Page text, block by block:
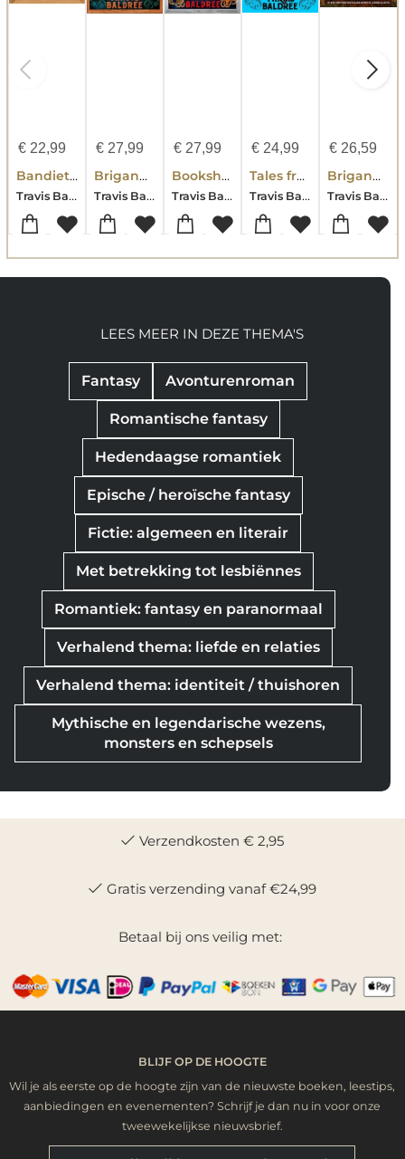
€22,99
Bandieten en broodmessen
Travis Baldree
€27,99
Brigands & Breadknives
Travis Baldree
€ 27,99
Bookshops & Bonedust
Travis Baldree
€ 24,99
Tales from the Territory
Travis Baldree
€ 26,59
Brigands & Breadknives
Travis Baldree
Fantasy Avonturenroman
Romantische fantasy
Hedendaagse romantiek
Epische / heroïsche fantasy
Fictie: algemeen en literair
Met betrekking tot lesbiënnes
Romantiek: fantasy en paranormaal
Verhalend thema: liefde en relaties
Verhalend thema: identiteit / thuishoren
Mythische en legendarische wezens,
monsters en schepsels
LEES MEER IN DEZE THEMA'S
Verzendkosten € 2,95
Gratis verzending vanaf €24,99
Betaal bij ons veilig met:
BLIJF OP DE HOOGTE
Wil je als eerste op de hoogte zijn van de nieuwste boeken, leestips,
aanbiedingen en evenementen? Schrijf je dan nu in voor onze
tweewekelijkse nieuwsbrief.